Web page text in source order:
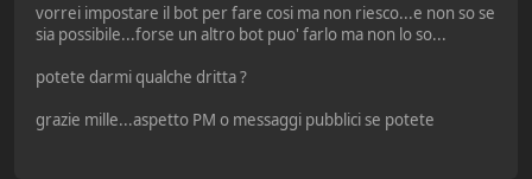
vorrei impostare il bot per fare cosi ma non riesco...e non so se
sia possibile...forse un altro bot puo' farlo ma non lo so...
potete darmi qualche dritta ?
grazie mille...aspetto PM o messaggi pubblici se potete